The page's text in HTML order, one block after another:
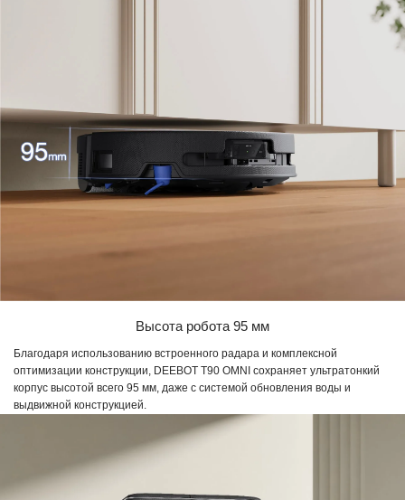
Высота робота 95 мм
Благодаря использованию встроенного радара и комплексной
оптимизации конструкции, DEEBOT T90 OMNI сохраняет ультратонкий
корпус высотой всего 95 мм, даже с системой обновления воды и
выдвижной конструкцией.